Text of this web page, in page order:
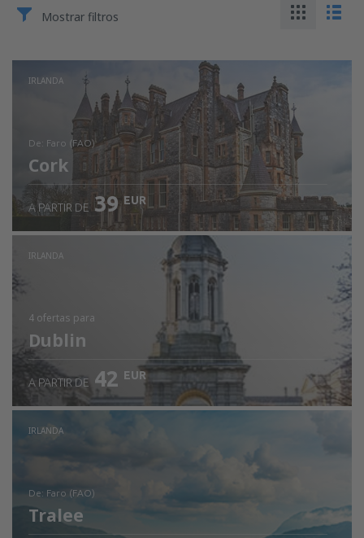
Mostrar filtros
IRLANDA
de: Faro (FAO)
Cork
Ver detalhes
A PARTIR DE 39 EUR
IRLANDA
4 ofertas para
Dublin
A PARTIR DE 42 EUR
IRLANDA
de: Faro (FAO)
Tralee